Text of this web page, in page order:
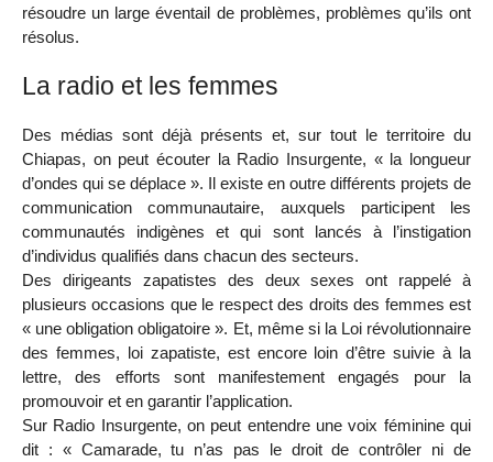
résoudre un large éventail de problèmes, problèmes qu’ils ont
résolus.
La radio et les femmes
Des médias sont déjà présents et, sur tout le territoire du
Chiapas, on peut écouter la Radio Insurgente, « la longueur
d’ondes qui se déplace ». Il existe en outre différents projets de
communication communautaire, auxquels participent les
communautés indigènes et qui sont lancés à l’instigation
d’individus qualifiés dans chacun des secteurs.
Des dirigeants zapatistes des deux sexes ont rappelé à
plusieurs occasions que le respect des droits des femmes est
« une obligation obligatoire ». Et, même si la Loi révolutionnaire
des femmes, loi zapatiste, est encore loin d’être suivie à la
lettre, des efforts sont manifestement engagés pour la
promouvoir et en garantir l’application.
Sur Radio Insurgente, on peut entendre une voix féminine qui
dit : « Camarade, tu n’as pas le droit de contrôler ni de